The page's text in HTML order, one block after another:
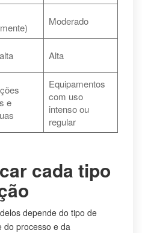
Moderado
Alta
e
Equipamentos
com uso
intenso ou
regular
cada tipo
depende do tipo de
do processo e da